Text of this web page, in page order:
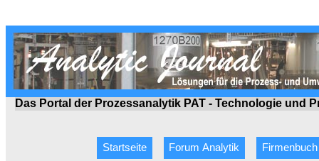
Das Portal der Prozessanalytik PAT - Technologie und
Startseite Forum Analytik Firmenbuch